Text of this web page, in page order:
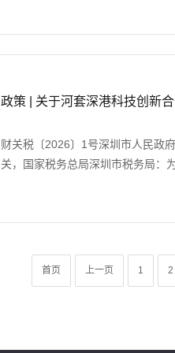
政策 | 关于河套深港科技创新
财关税〔2026〕1号深圳市人民政
关，国家税务总局深圳市税务局：
首页 上一页 1 2